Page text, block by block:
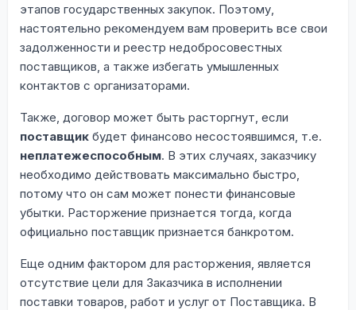
этапов государственных закупок. Поэтому,
настоятельно рекомендуем вам проверить все свои
задолженности и реестр недобросовестных
поставщиков, а также избегать умышленных
контактов с организаторами.
Также, договор может быть расторгнут, если
поставщик будет финансово несостоявшимся, т.е.
неплатежеспособным. В этих случаях, заказчику
необходимо действовать максимально быстро,
потому что он сам может понести финансовые
убытки. Расторжение признается тогда, когда
официально поставщик признается банкротом.
Еще одним фактором для расторжения, является
отсутствие цели для Заказчика в исполнении
поставки товаров, работ и услуг от Поставщика. В